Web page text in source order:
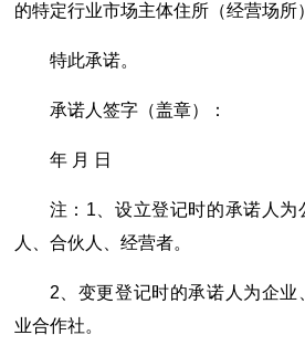
的特定行业市场主体住所（经营场所
特此承诺。
承诺人签字（盖章）：
年 月 日
注：1、设立登记时的承诺人为
人、合伙人、经营者。
2、变更登记时的承诺人为企
业合作社。